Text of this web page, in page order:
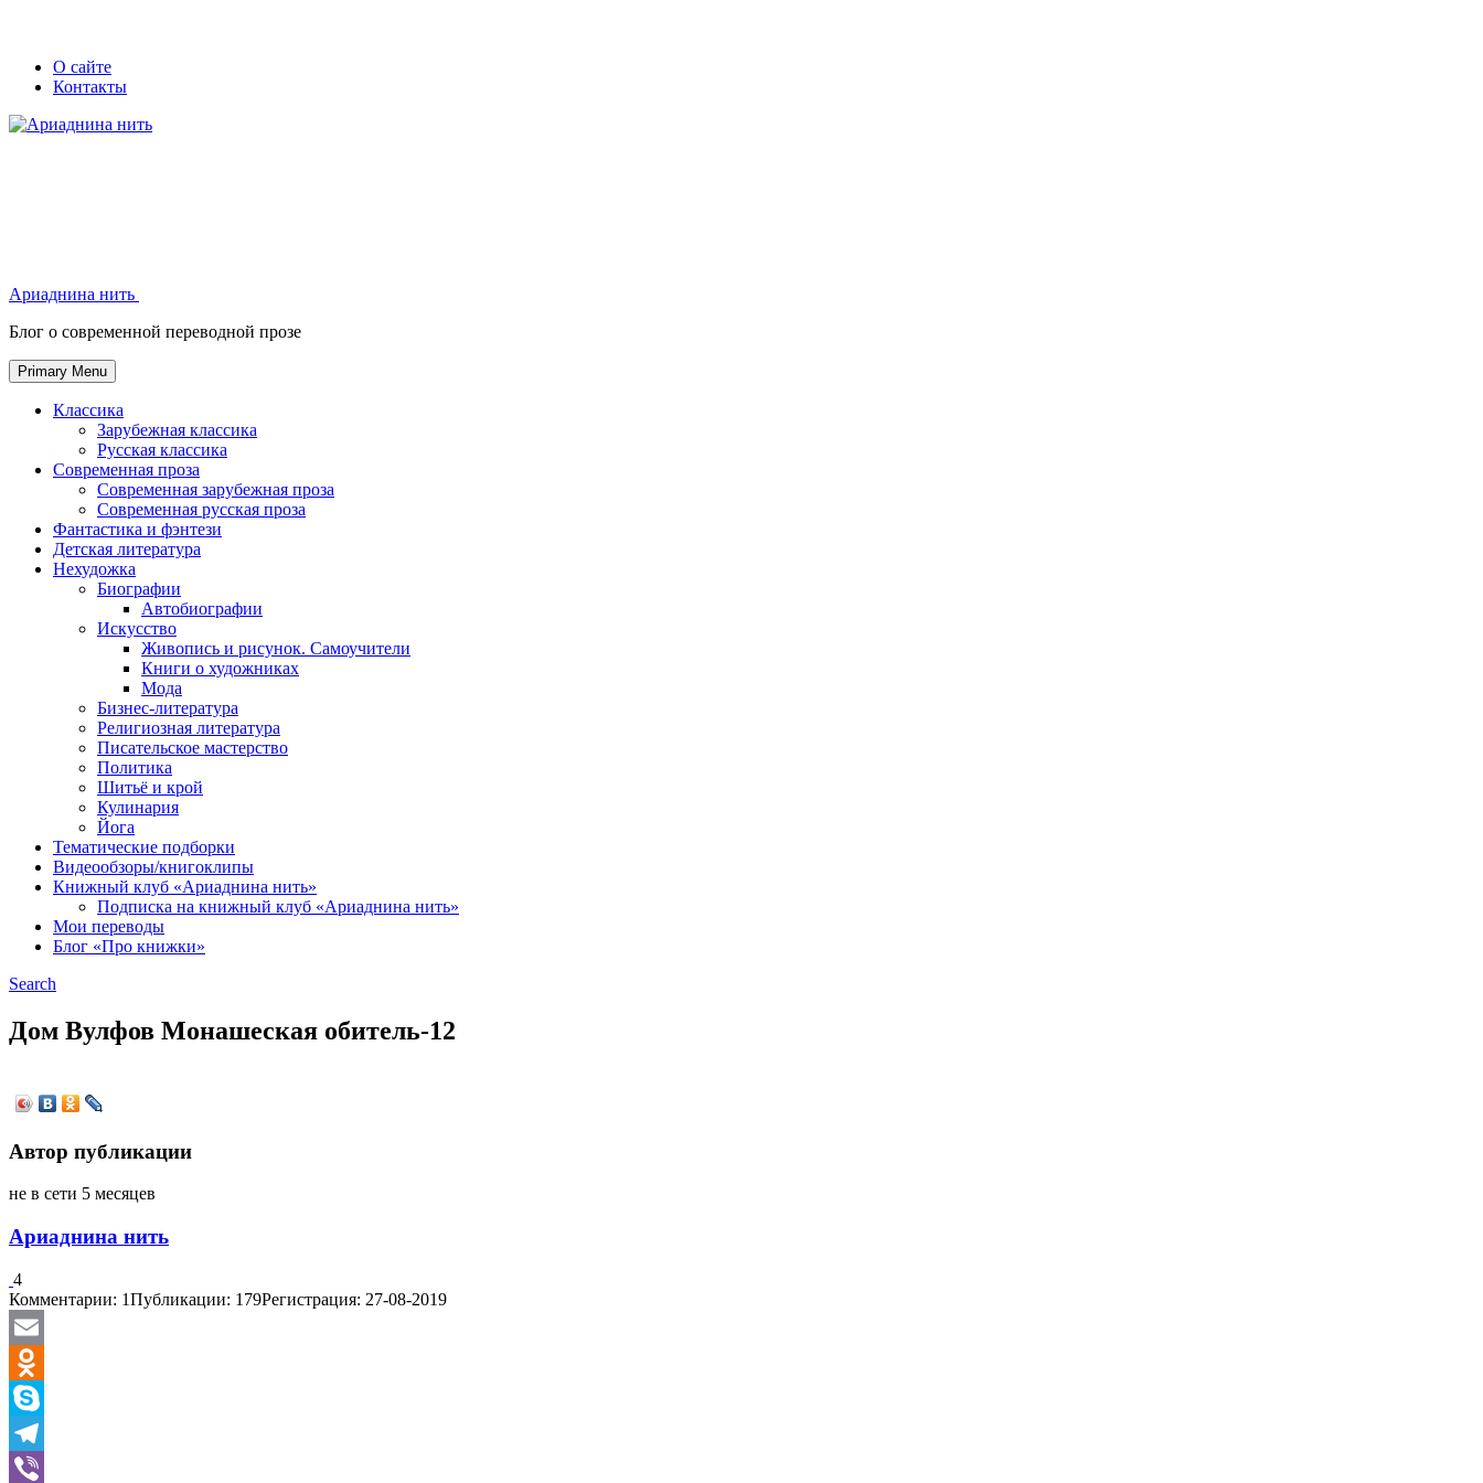
Skip
Secondary
left
navigation
Secondary
right
navigation
О сайте
Контакты
Ариаднина нить
Блог о современной переводной прозе
Primary Menu
Классика
Зарубежная классика
Русская классика
Современная проза
Современная зарубежная проза
Современная русская проза
Фантастика и фэнтези
Детская литература
Нехудожка
Биографии
Автобиографии
Искусство
Живопись и рисунок. Самоучители
Книги о художниках
Мода
Бизнес-литература
Религиозная литература
Писательское мастерство
Политика
Шитьё и крой
Кулинария
Йога
Тематические подборки
Видеообзоры/книгоклипы
Книжный клуб «Ариаднина нить»
Подписка на книжный клуб «Ариаднина нить»
Мои переводы
Блог «Про книжки»
Search
Дом Вулфов Монашеская обитель-12
Автор публикации
не в сети 5 месяцев
Ариаднина нить
4
Комментарии: 1Публикации: 179Регистрация: 27-08-2019
Email
Odnoklassniki
Skype
Telegram